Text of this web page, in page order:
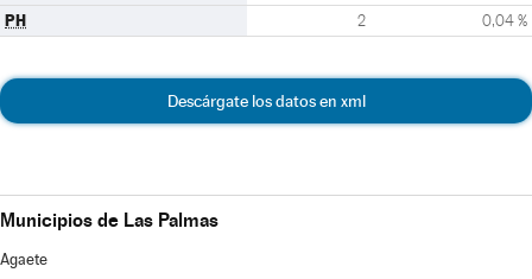
PH 2 0,04 %
Descárgate los datos en xml
Municipios de Las Palmas
Agaete